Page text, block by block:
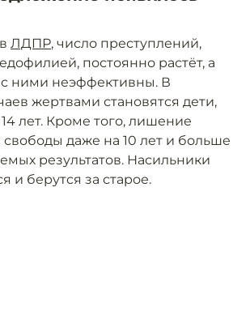
ЛДПР, число преступлений,
постоянно растёт, а
ними неэффективны. В
жертвами становятся дети,
лет. Кроме того, лишение
свободы даже на 10 лет и больше
результатов. Насильники
и берутся за старое.